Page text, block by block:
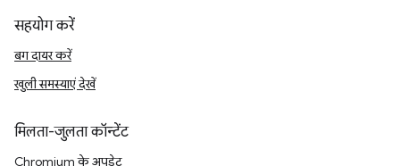
सहयोग करें
बग दायर करें
खुली समस्याएं देखें
मिलता-जुलता कॉन्टेंट
Chromium के अपडेट